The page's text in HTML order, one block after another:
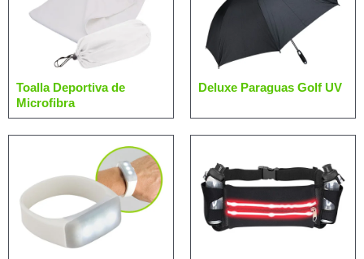
Toalla Deportiva de
Microfibra
Deluxe Paraguas Golf UV